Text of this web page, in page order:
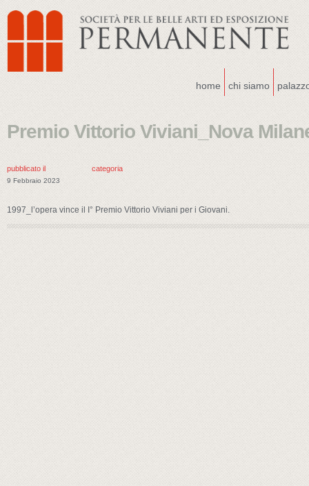
home chi siamo
Premio Vittorio Viviani_Nova
pubblicato il
9 Febbraio 2023
categoria
1997_l’opera vince il I° Premio Vittorio Viviani per i Giovani.